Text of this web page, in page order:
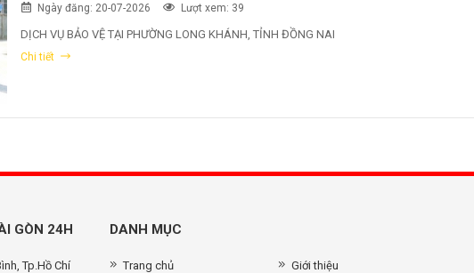
Ngày đăng: 20-07-2026 Lượt xem: 39
DỊCH VỤ BẢO VỆ TẠI PHƯỜNG LONG KHÁNH, TỈNH ĐỒNG NAI
Chi tiết
GÒN 24H
Tp.Hồ Chí
DANH MỤC
Trang chủ
Giới thiệu